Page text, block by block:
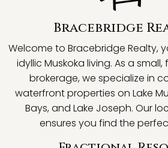
Bracebridge
Welcome to Bracebridge Realty,
idyllic Muskoka living. As a
brokerage, we specialize in
waterfront properties on Lake
Bays, and Lake Joseph. Our
ensures you find the